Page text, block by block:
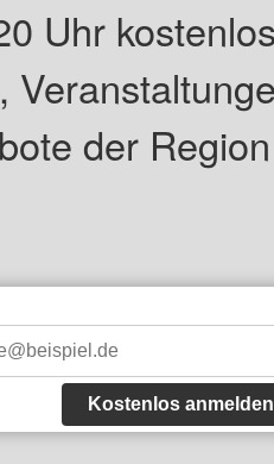
Uhr
der
Kostenlos anmelden